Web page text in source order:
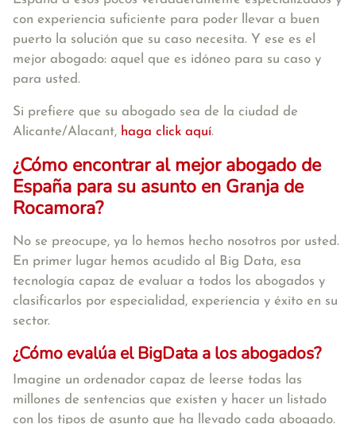
con experiencia suficiente para poder llevar a buen
puerto la solución que su caso necesita. Y ese es el
mejor abogado: aquel que es idóneo para su caso y
para usted.
Si prefiere que su abogado sea de la ciudad de
Alicante/Alacant, haga click aquí.
¿Cómo encontrar al mejor abogado de
España para su asunto en Granja de
Rocamora?
No se preocupe, ya lo hemos hecho nosotros por usted.
En primer lugar hemos acudido al Big Data, esa
tecnología capaz de evaluar a todos los abogados y
clasificarlos por especialidad, experiencia y éxito en su
sector.
¿Cómo evalúa el BigData a los abogados?
Imagine un ordenador capaz de leerse todas las
millones de sentencias que existen y hacer un listado
con los tipos de asunto que ha llevado cada abogado.